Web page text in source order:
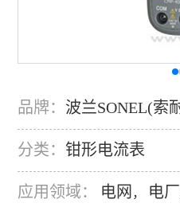
品牌： 波兰SONEL(索
分类： 钳形电流表
应用领域： 电网 ， 电厂